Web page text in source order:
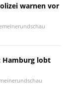
warnen vor
Hamburg lobt